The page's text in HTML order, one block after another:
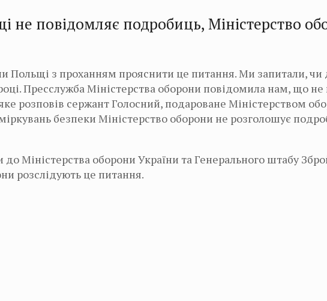
не повідомляє подробиць, Міністерство
Польщі з проханням прояснити це питання. Ми запитали,
Пресслужба Міністерства оборони повідомила нам, що
розповів сержант Голосний, подароване Міністерством
безпеки Міністерство оборони не розголошує
Міністерства оборони України та Генерального штабу
розслідують це питання.